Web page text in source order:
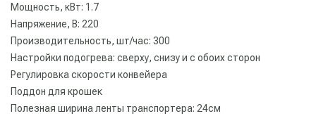
Мощность, кВт: 1.7
Напряжение, В: 220
Производительность, шт/час: 300
Настройки подогрева: сверху, снизу и с обоих сторон
Регулировка скорости конвейера
Поддон для крошек
Полезная ширина ленты транспортера: 24см